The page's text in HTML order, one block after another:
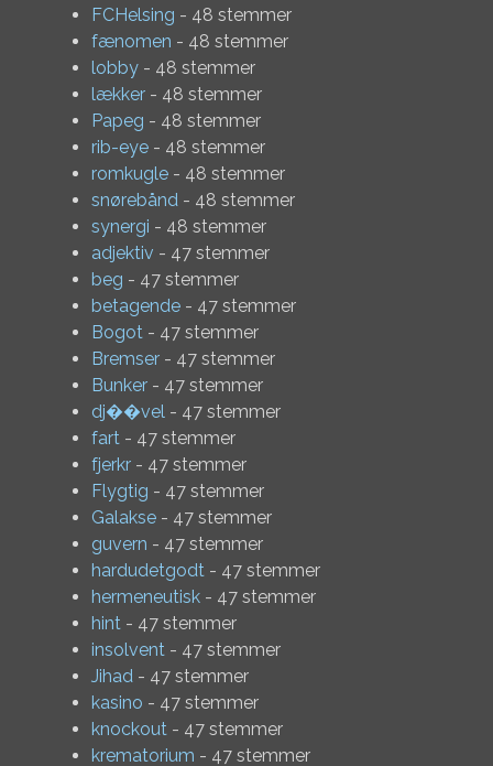
FCHelsing - 48 stemmer
fænomen - 48 stemmer
lobby - 48 stemmer
lækker - 48 stemmer
Papeg - 48 stemmer
rib-eye - 48 stemmer
romkugle - 48 stemmer
snørebånd - 48 stemmer
synergi - 48 stemmer
adjektiv - 47 stemmer
beg - 47 stemmer
betagende - 47 stemmer
Bogot - 47 stemmer
Bremser - 47 stemmer
Bunker - 47 stemmer
dj��vel - 47 stemmer
fart - 47 stemmer
fjerkr - 47 stemmer
Flygtig - 47 stemmer
Galakse - 47 stemmer
guvern - 47 stemmer
hardudetgodt - 47 stemmer
hermeneutisk - 47 stemmer
hint - 47 stemmer
insolvent - 47 stemmer
Jihad - 47 stemmer
kasino - 47 stemmer
knockout - 47 stemmer
krematorium - 47 stemmer